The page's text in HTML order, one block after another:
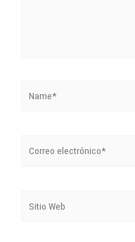
electrónico*
Web